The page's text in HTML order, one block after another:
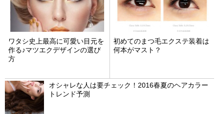
ワタシ史上最高に可愛い目元を
作る♪マツエクデザインの選び
方
初めてのまつ毛エクステ装着は
何本がマスト？
オシャレな人は要チェック！2016春夏のヘアカラー
トレンド予測